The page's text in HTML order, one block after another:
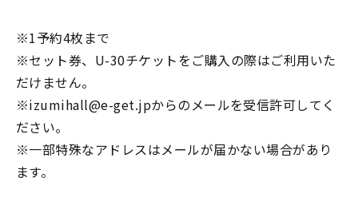
※1予約4枚まで
※セット券、U-30チケットをご購入の際はご利用いた
だけません。
※izumihall@e-get.jpからのメールを受信許可してく
ださい。
※一部特殊なアドレスはメールが届かない場合があり
ます。